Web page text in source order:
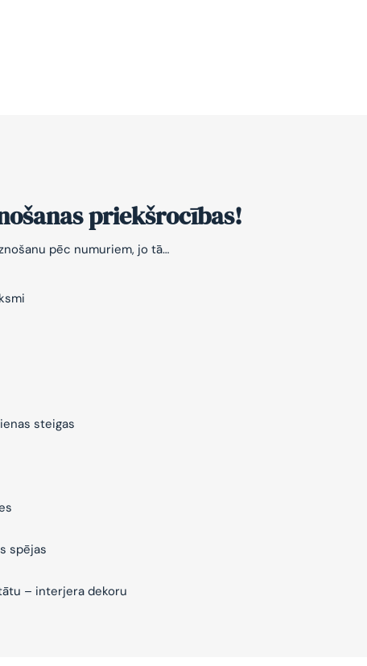
priekšrocības!
pēc numuriem, jo tā…
steigas
spējas
– interjera dekoru